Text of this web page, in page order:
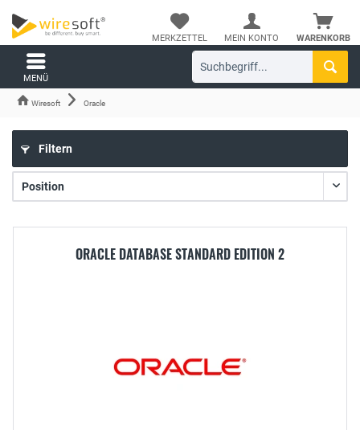
WARENKORB
MERKZETTEL MEIN KONTO
MENÜ
Wiresoft Oracle
Filtern
ORACLE DATABASE STANDARD EDITION 2